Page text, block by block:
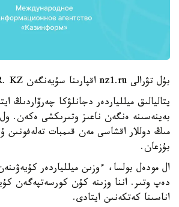
بۇل تۋرالى nz1.ru اقپارىنا سۇيەنگەن NUR. KZ حابارلايدى.
يتاليالىق ميللياردەر دجانلۋكا چەرۆاردىڭ
مىڭ دوللار اقشاسى مەن قىمبات تەلەفونىن
بۇزعان.
ال مودەل بولسا، ءوزىن ميللياردەر
دەپ وتىر. اننا وزىنە كۇن كورسەتپەگەن
اناسىنا كەتكەنىن ايتادى.